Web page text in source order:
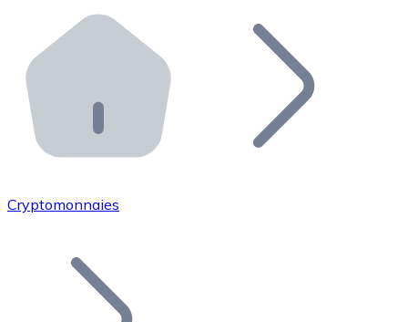
Distributeurs automatiques Bitnovo
Intégrez un ATM Bitnovo dans votre entreprise et
API Bitnovo
Intégrez notre API dans votre écosystème.
Rejoignez notre réseau de distributeurs et
Ajoutez le token de votre projet à notre service
Cryptomonnaies